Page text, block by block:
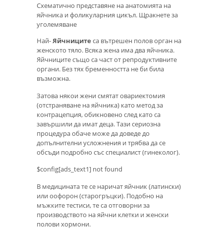
Схематично представяне на анатомията на
яйчника и фоликуларния цикъл. Щракнете за
уголемяване
Най-Яйчниците са вътрешен полов орган на
женското тяло. Всяка жена има два яйчника.
Яйчниците също са част от репродуктивните
органи. Без тях бременността не би била
възможна.
Затова някои жени смятат овариектомия
(отстраняване на яйчника) като метод за
контрацепция, обикновено след като са
завършили да имат деца. Тази сериозна
процедура обаче може да доведе до
допълнителни усложнения и трябва да се
обсъди подробно със специалист (гинеколог).
$config[ads_text1] not found
В медицината те се наричат ​​яйчник (латински)
или оофорон (старогръцки). Подобно на
мъжките тестиси, те са отговорни за
производството на яйчни клетки и женски
полови хормони.